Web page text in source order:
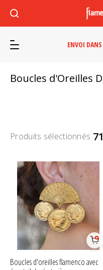
ENVOI
Boucles d'Oreilles
Produits sélectionnés 71
Boucles d'oreilles flamenco avec